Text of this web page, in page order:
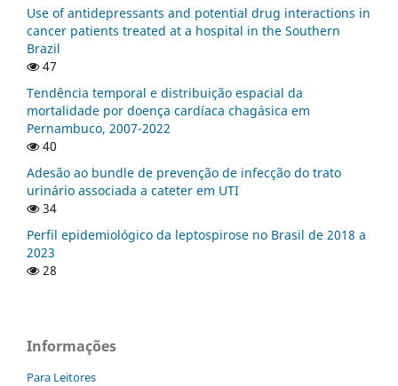
Use of antidepressants and potential drug interactions in
cancer patients treated at a hospital in the Southern
Brazil
47
Tendência temporal e distribuição espacial da
mortalidade por doença cardíaca chagásica em
Pernambuco, 2007-2022
40
Adesão ao bundle de prevenção de infecção do trato
urinário associada a cateter em UTI
34
Perfil epidemiológico da leptospirose no Brasil de 2018 a
2023
28
Informações
Para Leitores